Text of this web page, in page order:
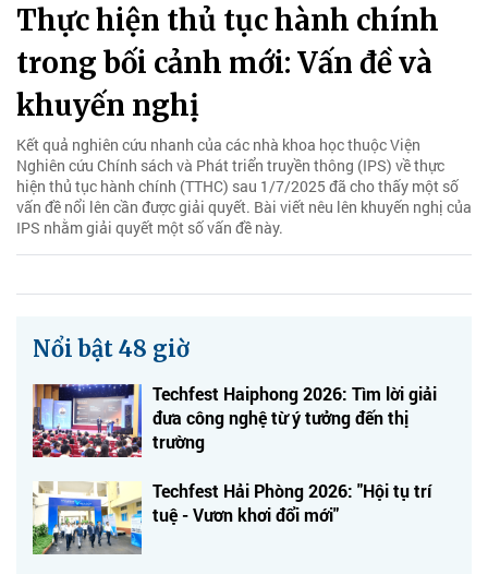
Thực hiện thủ tục hành chính
trong bối cảnh mới: Vấn đề và
khuyến nghị
Kết quả nghiên cứu nhanh của các nhà khoa học thuộc Viện
Nghiên cứu Chính sách và Phát triển truyền thông (IPS) về thực
hiện thủ tục hành chính (TTHC) sau 1/7/2025 đã cho thấy một số
vấn đề nổi lên cần được giải quyết. Bài viết nêu lên khuyến nghị của
IPS nhằm giải quyết một số vấn đề này.
Nổi bật 48 giờ
Techfest Haiphong 2026: Tìm lời giải
đưa công nghệ từ ý tưởng đến thị
trường
Techfest Hải Phòng 2026: "Hội tụ trí
tuệ - Vươn khơi đổi mới"